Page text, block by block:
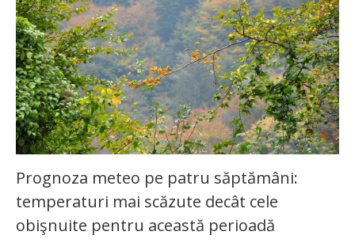
Prognoza meteo pe patru săptămâni:
temperaturi mai scăzute decât cele
obişnuite pentru această perioadă